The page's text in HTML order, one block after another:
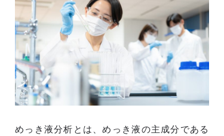
めっき液分析とは、めっき液の主成分である